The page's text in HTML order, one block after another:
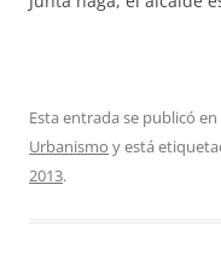
Esta entrada se publicó en
Urbanismo y está
2013.